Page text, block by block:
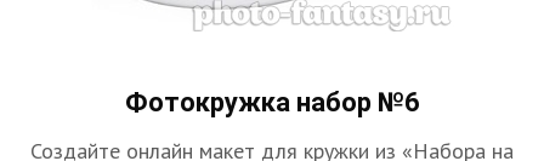
Фотокружка набор №6
Создайте онлайн макет для кружки из «Набора на